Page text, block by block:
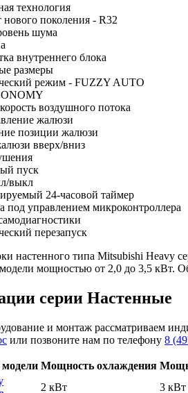
технология
нового поколения - R32
шума
внутреннего блока
размеры
режим - FUZZY AUTO
воздушного потока
жалюзи
позиции жалюзи
вверх/вниз
пуск
выкл
24-часовой таймер
под управлением микроконтроллера
перезапуск
настенного типа Mitsubishi Heavy
модели мощностью от 2,0 до 3,5 кВт.
серии Настенные
и монтаж рассматриваем
или позвоните нам по телефону 8
Мощность охлаждения
2 кВт 3 кВт